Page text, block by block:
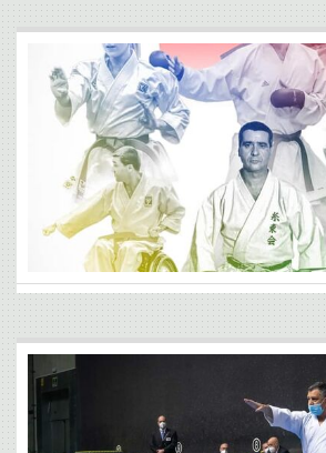
CAMPEONATO DE ESPAÑA 2021
Ver galería